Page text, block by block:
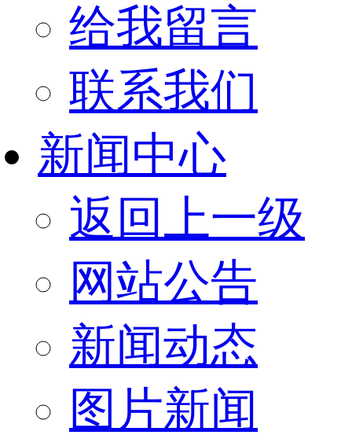
给我留言
联系我们
新闻中心
返回上一级
网站公告
新闻动态
图片新闻